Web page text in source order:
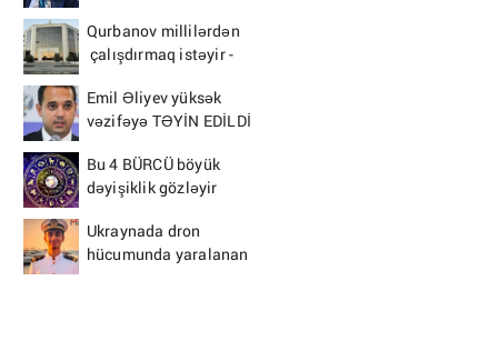
Qurbanov millilərdən
çalışdırmaq istəyir -
Emil Əliyev yüksək
vəzifəyə TƏYİN EDİLDİ
Bu 4 BÜRCÜ böyük
dəyişiklik gözləyir
Ukraynada dron
hücumunda yaralanan